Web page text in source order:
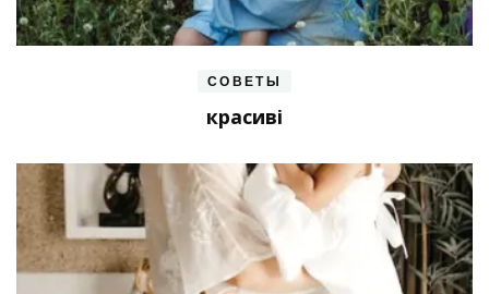
СОВЕТЫ
красиві